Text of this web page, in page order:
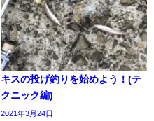
キスの投げ釣りを始めよう！(テ
クニック編)
2021年3月24日